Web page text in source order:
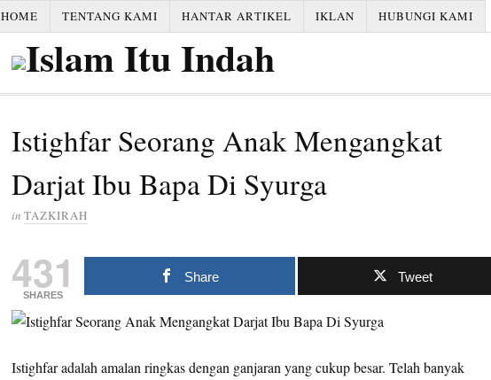
HOME TENTANG KAMI HANTAR ARTIKEL IKLAN HUBUNGI KAMI
Istighfar Seorang Anak Mengangkat
Darjat Ibu Bapa Di Syurga
in TAZKIRAH
431
SHARES
Share Tweet
Istighfar adalah amalan ringkas dengan ganjaran yang cukup besar. Telah banyak